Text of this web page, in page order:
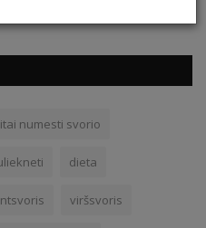
numesti svorio
dieta
viršsvoris